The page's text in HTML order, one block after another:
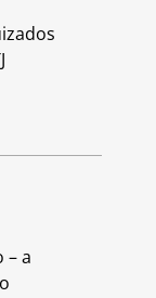
– a